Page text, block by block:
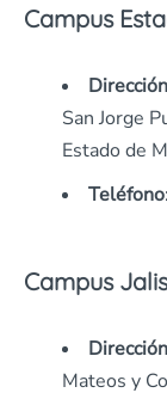
Campus
Dirección
San Jorge
Estado de
Teléfono
Campus
Dirección
Mateos y